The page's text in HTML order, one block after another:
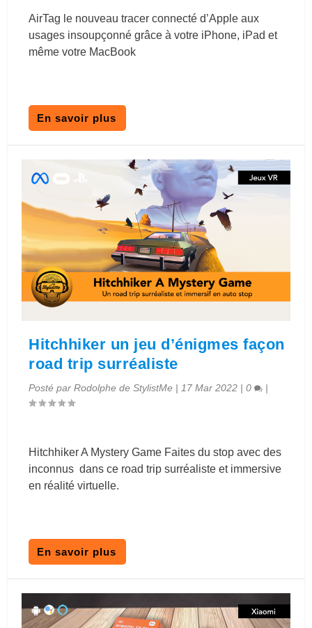
AirTag le nouveau tracer connecté d’Apple aux
usages insoupçonné grâce à votre iPhone, iPad et
même votre MacBook
En savoir plus
Hitchhiker un jeu d’énigmes façon
road trip surréaliste
Posté parRodolphe de StylistMe | 17 Mar 2022 |0 |
Hitchhiker A Mystery Game Faites du stop avec des
inconnus dans ce road trip surréaliste et immersive
en réalité virtuelle.
En savoir plus